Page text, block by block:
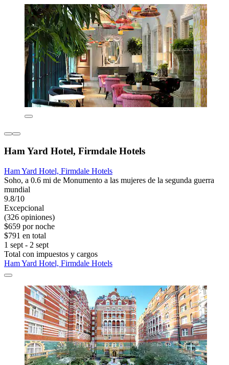
Ham Yard Hotel, Firmdale Hotels
Ham Yard Hotel, Firmdale Hotels
Soho, a 0.6 mi de Monumento a las mujeres de la segunda guerra
mundial
9.8/10
Excepcional
(326 opiniones)
$659 por noche
$791 en total
1 sept - 2 sept
Total con impuestos y cargos
Ham Yard Hotel, Firmdale Hotels